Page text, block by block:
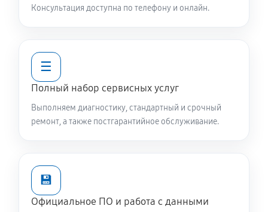
Замена бака стиральной машины Daewoo DW-
5014P
60 минут
Ремонт аквастопа стиральной машины Daewoo DW-
Консультация доступна по телефону и онлайн.
☰
Полный набор сервисных услуг
Выполняем диагностику, стандартный и срочный
ремонт, а также постгарантийное обслуживание.
💾
Официальное ПО и работа с данными